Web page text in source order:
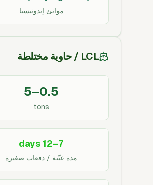
موانئ إندونيسيا
LCL / حاوية مختلطة
0.5–5
tons
7–12 days
مدة عيّنة / دفعات صغيرة